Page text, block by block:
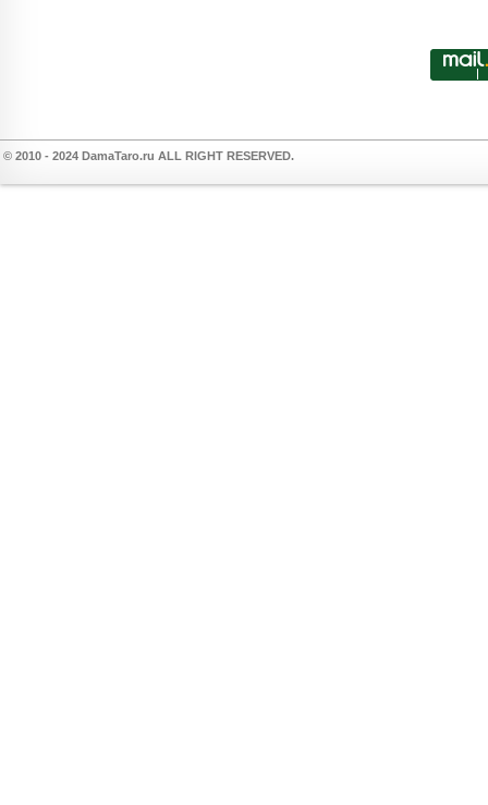
© 2010 - 2024 DamaTaro.ru ALL RIGHT RESERVED.